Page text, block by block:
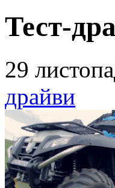
Тест-
29
драйви